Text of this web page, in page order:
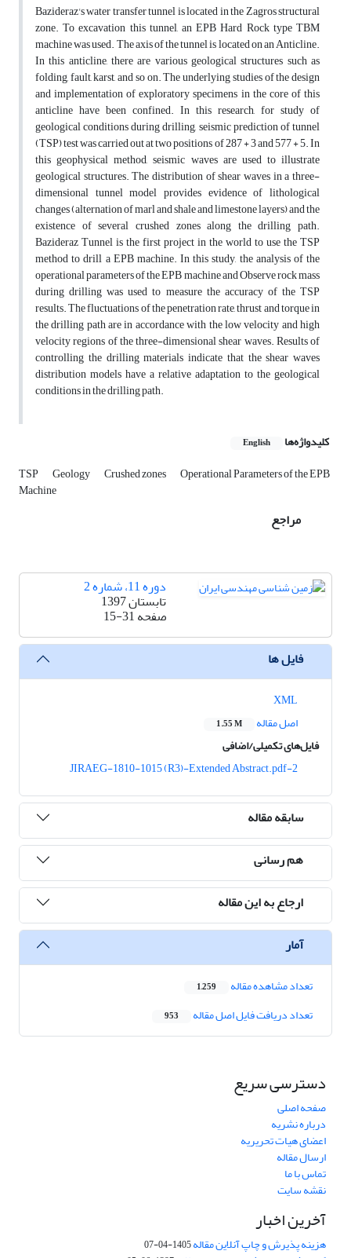
Bazideraz's water transfer tunnel is located in the Zagros structural
zone. To excavation this tunnel, an EPB Hard Rock type TBM
machine was used. The axis of the tunnel is located on an Anticline.
In this anticline, there are various geological structures such as
folding, fault, karst, and so on. The underlying studies of the design
and implementation of exploratory specimens in the core of this
anticline have been confined. In this research, for study of
geological conditions during drilling, seismic prediction of tunnel
(TSP) test was carried out at two positions of 287 + 3 and 577 + 5. In
this geophysical method, seismic waves are used to illustrate
geological structures. The distribution of shear waves in a three-
dimensional tunnel model provides evidence of lithological
changes (alternation of marl and shale and limestone layers) and the
existence of several crushed zones along the drilling path.
Bazideraz Tunnel is the first project in the world to use the TSP
method to drill a EPB machine. In this study, the analysis of the
operational parameters of the EPB machine and Observe rock mass
during drilling was used to measure the accuracy of the TSP
results. The fluctuations of the penetration rate, thrust and torque in
the drilling path are in accordance with the low velocity and high
velocity regions of the three-dimensional shear waves. Results of
controlling the drilling materials indicate that the shear waves
distribution models have a relative adaptation to the geological
conditions in the drilling path.
کلیدواژه‌ها English
TSP Geology Crushed zones Operational Parameters of the EPB
Machine
مراجع
دوره 11، شماره 2
تابستان 1397
صفحه15-31
فایل ها
اصل مقاله
1.55 M
فایل‌های تکمیلی/اضافی
2-JIRAEG-1810-1015 (R3)-Extended Abstract.pdf
سابقه مقاله
هم رسانی
ارجاع به این مقاله
آمار
تعداد مشاهده مقاله 1,259
تعداد دریافت فایل اصل مقاله 953
دسترسی سریع
صفحه اصلی
درباره نشریه
اعضای هیات تحریریه
ارسال مقاله
تماس با ما
نقشه سایت
آخرین اخبار
هزینه پذیرش و چاپ آنلاین مقاله1405-04-07